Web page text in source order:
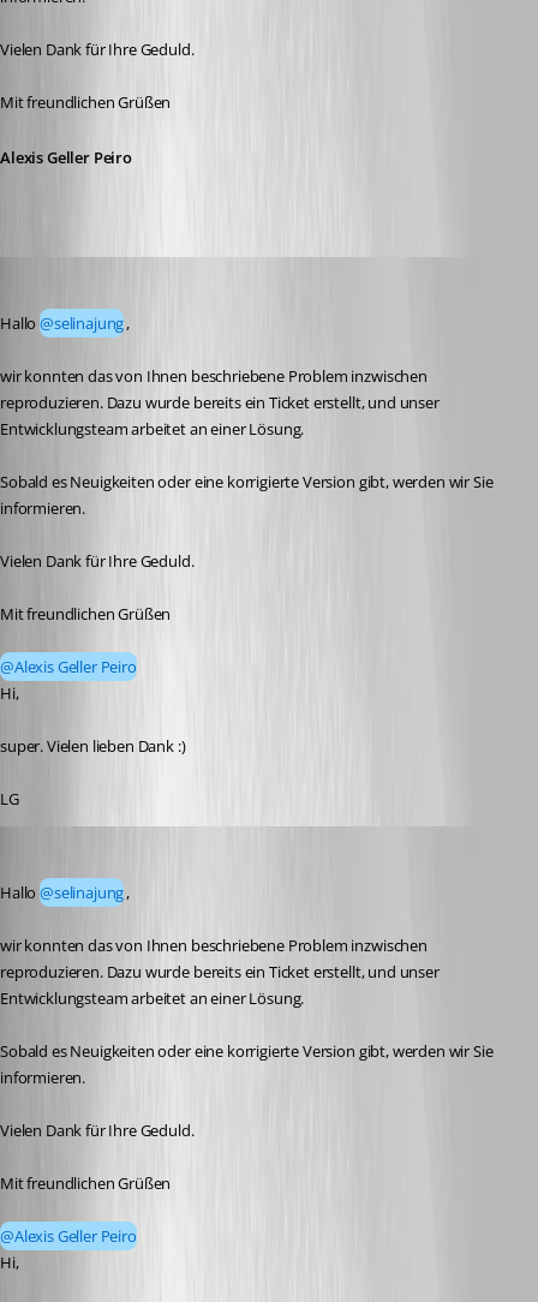
Vielen Dank für Ihre Geduld.
Mit freundlichen Grüßen
Alexis Geller Peiro
Hallo @selinajung,
wir konnten das von Ihnen beschriebene Problem inzwischen
reproduzieren. Dazu wurde bereits ein Ticket erstellt, und unser
Entwicklungsteam arbeitet an einer Lösung.
Sobald es Neuigkeiten oder eine korrigierte Version gibt, werden wir Sie
informieren.
Vielen Dank für Ihre Geduld.
Mit freundlichen Grüßen
@Alexis Geller Peiro
Hi,
super. Vielen lieben Dank :)
LG
Hallo @selinajung,
wir konnten das von Ihnen beschriebene Problem inzwischen
reproduzieren. Dazu wurde bereits ein Ticket erstellt, und unser
Entwicklungsteam arbeitet an einer Lösung.
Sobald es Neuigkeiten oder eine korrigierte Version gibt, werden wir Sie
informieren.
Vielen Dank für Ihre Geduld.
Mit freundlichen Grüßen
@Alexis Geller Peiro
Hi,